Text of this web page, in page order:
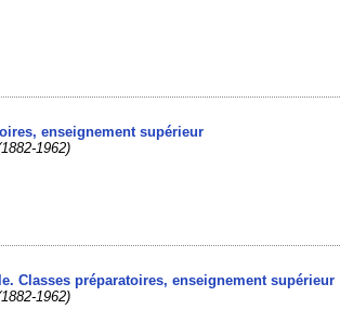
enseignement supérieur
1962)
Classes préparatoires, enseignement supérieur
1962)